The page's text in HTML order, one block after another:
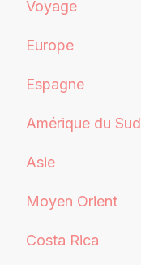
Voyage
Europe
Espagne
Amérique du Sud
Asie
Moyen Orient
Costa Rica